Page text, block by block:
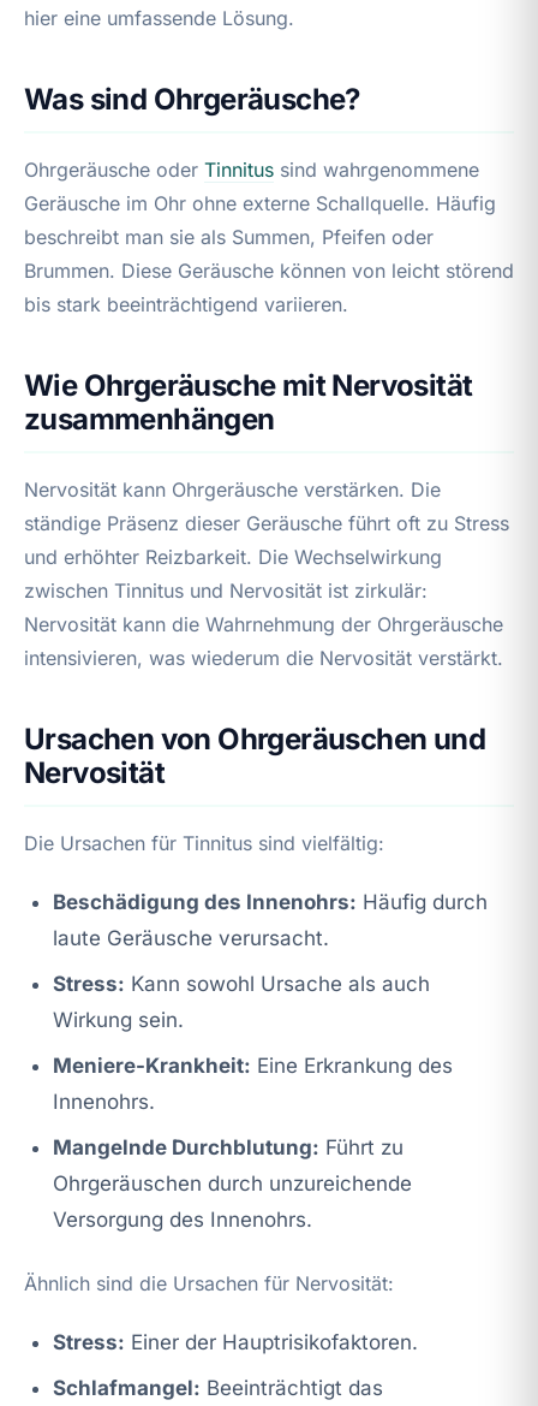
hier eine umfassende Lösung.
Was sind Ohrgeräusche?
Ohrgeräusche oder Tinnitus sind wahrgenommene
Geräusche im Ohr ohne externe Schallquelle. Häufig
beschreibt man sie als Summen, Pfeifen oder
Brummen. Diese Geräusche können von leicht störend
bis stark beeinträchtigend variieren.
Wie Ohrgeräusche mit Nervosität
zusammenhängen
Nervosität kann Ohrgeräusche verstärken. Die
ständige Präsenz dieser Geräusche führt oft zu Stress
und erhöhter Reizbarkeit. Die Wechselwirkung
zwischen Tinnitus und Nervosität ist zirkulär:
Nervosität kann die Wahrnehmung der Ohrgeräusche
intensivieren, was wiederum die Nervosität verstärkt.
Ursachen von Ohrgeräuschen und
Nervosität
Die Ursachen für Tinnitus sind vielfältig:
Beschädigung des Innenohrs: Häufig durch
laute Geräusche verursacht.
Stress: Kann sowohl Ursache als auch
Wirkung sein.
Meniere-Krankheit: Eine Erkrankung des
Innenohrs.
Mangelnde Durchblutung: Führt zu
Ohrgeräuschen durch unzureichende
Versorgung des Innenohrs.
Ähnlich sind die Ursachen für Nervosität:
Stress: Einer der Hauptrisikofaktoren.
Schlafmangel: Beeinträchtigt das